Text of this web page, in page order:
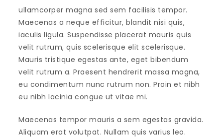
ullamcorper magna sed sem facilisis tempor.
Maecenas a neque efficitur, blandit nisi quis,
iaculis ligula. Suspendisse placerat mauris quis
velit rutrum, quis scelerisque elit scelerisque.
Mauris tristique egestas ante, eget bibendum
velit rutrum a. Praesent hendrerit massa magna,
eu condimentum nunc rutrum non. Proin et nibh
eu nibh lacinia congue ut vitae mi.
Maecenas tempor mauris a sem egestas gravida.
Aliquam erat volutpat. Nullam quis varius leo.